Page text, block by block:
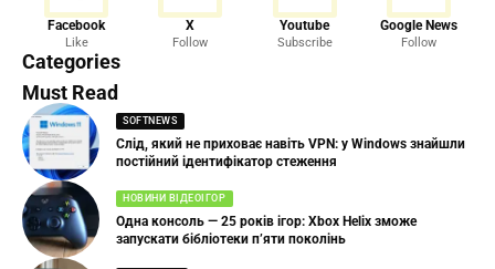
Facebook
Like
X
Follow
Youtube
Subscribe
Google News
Follow
Categories
Must Read
SOFTNEWS
Слід, який не приховає навіть VPN: у Windows знайшли
постійний ідентифікатор стеження
НОВИНИ ВІДЕОІГОР
Одна консоль — 25 років ігор: Xbox Helix зможе
запускати бібліотеки п’яти поколінь